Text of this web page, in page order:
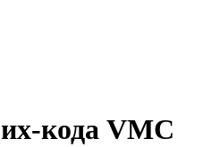
кода VMC